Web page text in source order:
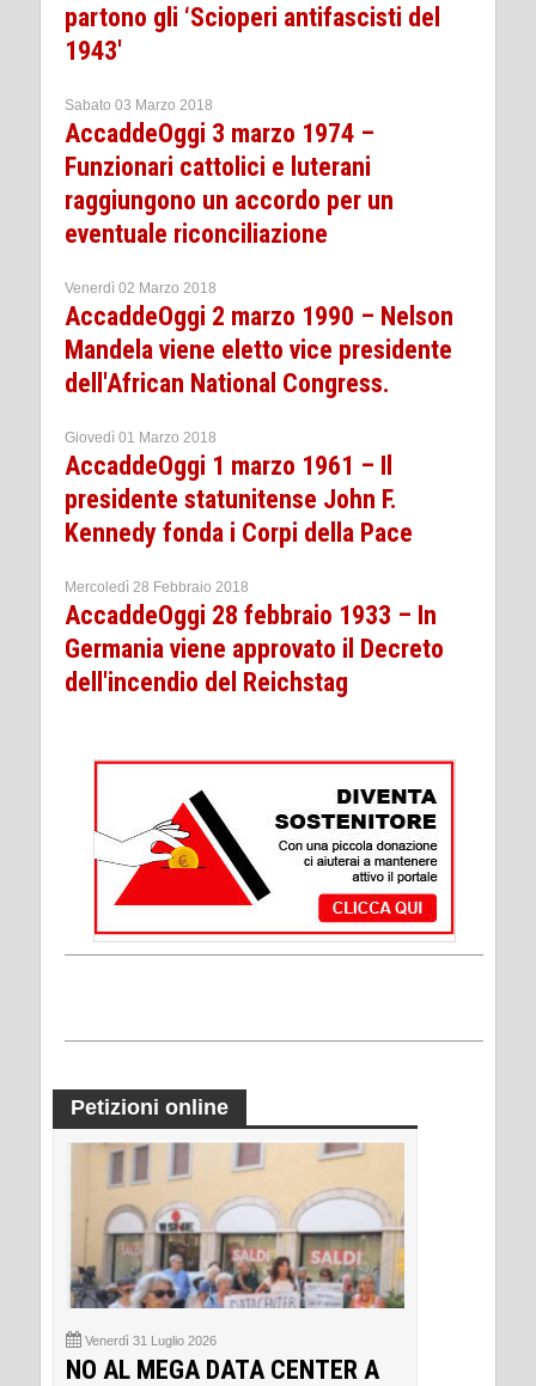
partono gli ‘Scioperi antifascisti del
1943'
Sabato 03 Marzo 2018
AccaddeOggi 3 marzo 1974 –
Funzionari cattolici e luterani
raggiungono un accordo per un
eventuale riconciliazione
Venerdì 02 Marzo 2018
AccaddeOggi 2 marzo 1990 – Nelson
Mandela viene eletto vice presidente
dell'African National Congress.
Giovedì 01 Marzo 2018
AccaddeOggi 1 marzo 1961 – Il
presidente statunitense John F.
Kennedy fonda i Corpi della Pace
Mercoledì 28 Febbraio 2018
AccaddeOggi 28 febbraio 1933 – In
Germania viene approvato il Decreto
dell'incendio del Reichstag
Petizioni online
Venerdì 31 Luglio 2026
NO AL MEGA DATA CENTER A